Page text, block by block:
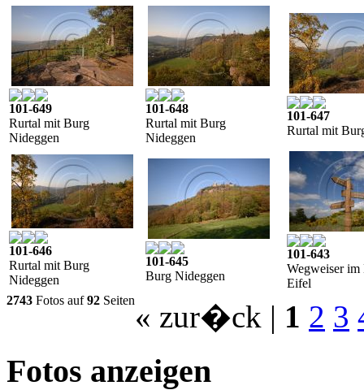
101-649
Rurtal mit Burg
Nideggen
101-648
Rurtal mit Burg
Nideggen
101-647
Rurtal mit
101-646
Rurtal mit Burg
Nideggen
101-645
Burg Nideggen
101-643
Wegweiser
Eifel
2743 Fotos auf92 Seiten« zur�ck | 1 2 3
Fotos anzeigen